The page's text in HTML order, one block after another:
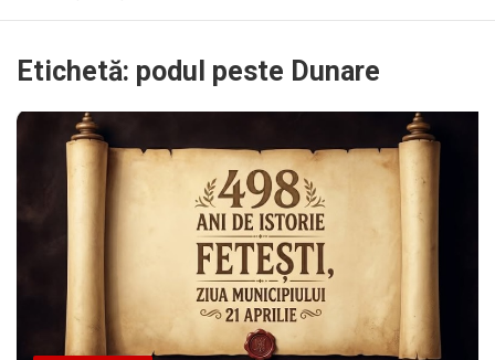
Etichetă: podul peste Dunare